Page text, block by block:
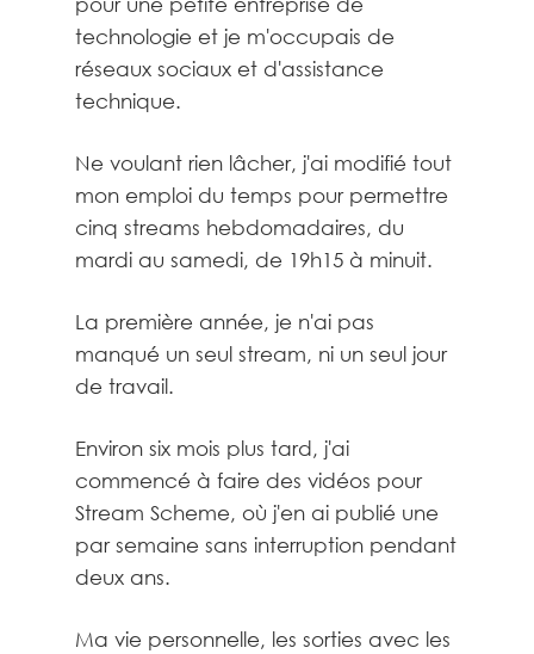
technologie et je m'occupais de
réseaux sociaux et d'assistance
technique.
Ne voulant rien lâcher, j'ai modifié tout
mon emploi du temps pour permettre
cinq streams hebdomadaires, du
mardi au samedi, de 19h15 à minuit.
La première année, je n'ai pas
manqué un seul stream, ni un seul jour
de travail.
Environ six mois plus tard, j'ai
commencé à faire des vidéos pour
Stream Scheme, où j'en ai publié une
par semaine sans interruption pendant
deux ans.
Ma vie personnelle, les sorties avec les